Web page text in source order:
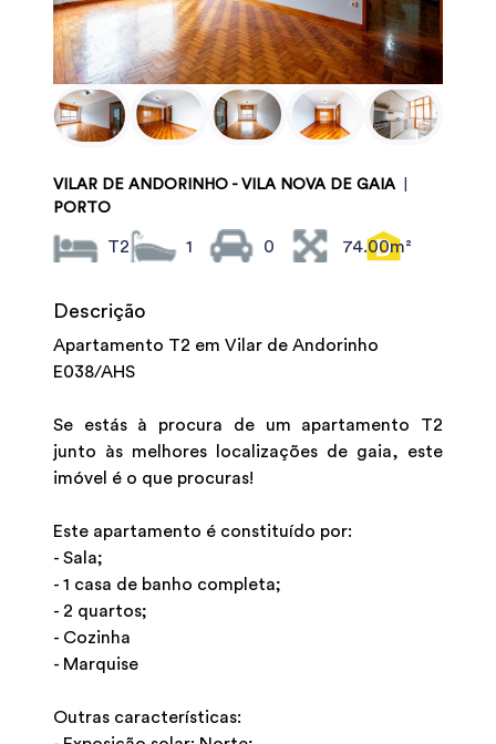
VILAR DE ANDORINHO - VILA NOVA DE GAIA
PORTO
T2 1 0 74.00m²
Descrição
Apartamento T2 em Vilar de Andorinho
E038/AHS
Se estás à procura de um apartamento T2
junto às melhores localizações de gaia, este
imóvel é o que procuras!
Este apartamento é constituído por:
- Sala;
- 1 casa de banho completa;
- 2 quartos;
- Cozinha
- Marquise
Outras características: